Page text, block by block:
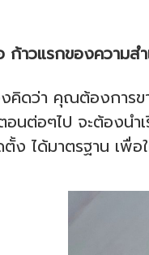
ก้าวแรกของความสำ
คิดว่า คุณต้องการข
อนต่อๆไป จะต้องน
ง ได้มาตรฐาน เพื่อ